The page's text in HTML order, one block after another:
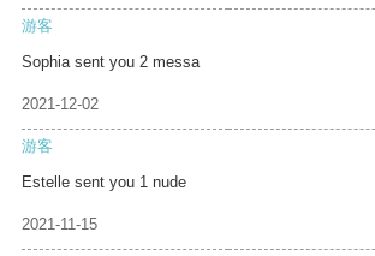
游客
Sophia sent you 2 messa
2021-12-02
游客
Estelle sent you 1 nude
2021-11-15